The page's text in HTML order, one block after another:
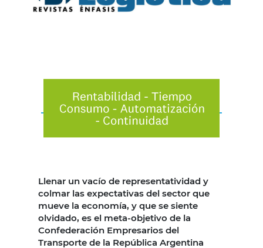
Llenar un vacío de representatividad y
colmar las expectativas del sector que
mueve la economía, y que se siente
olvidado, es el meta-objetivo de la
Confederación Empresarios del
Transporte de la República Argentina